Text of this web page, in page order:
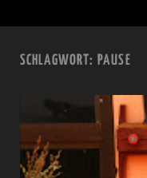
SCHLAGWORT: PAUSE